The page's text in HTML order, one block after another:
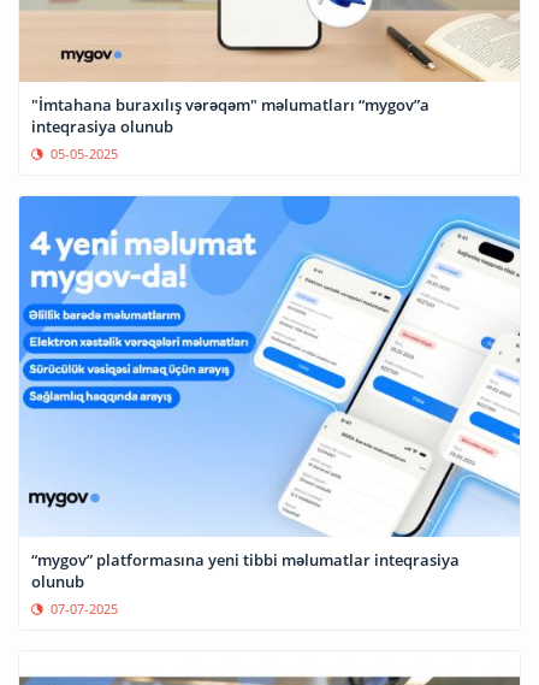
"İmtahana buraxılış vərəqəm" məlumatları “mygov”a
inteqrasiya olunub
05-05-2025
“mygov” platformasına yeni tibbi məlumatlar inteqrasiya
olunub
07-07-2025